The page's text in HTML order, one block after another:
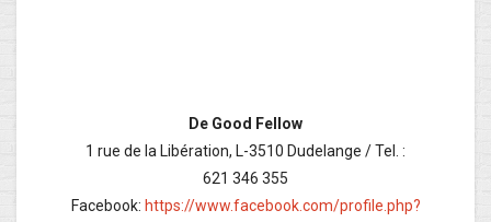
De Good Fellow
1 rue de la Libération, L-3510 Dudelange / Tel. :
621 346 355
Facebook: https://www.facebook.com/profile.php?